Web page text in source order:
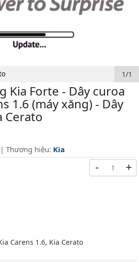
1/1
Kia Forte - Dây curoa
1.6 (máy xăng) - Dây
Cerato
| Thương hiệu: Kia
Carens 1.6, Kia Cerato
- +